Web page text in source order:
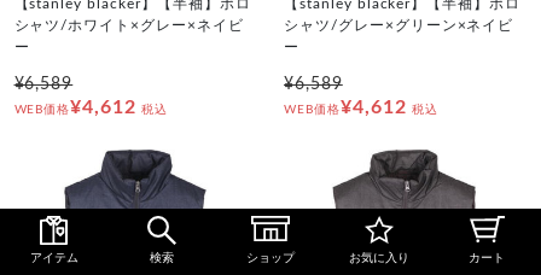
【stanley blacker】【半袖】ポロ
シャツ/ホワイト×グレー×ネイビ
ー
¥6,589
WEB価格¥4,612 税込
【stanley blacker】【半袖】ポロ
シャツ/グレー×グリーン×ネイビ
ー
¥6,589
WEB価格¥4,612 税込
アイテム 検索 ショップ お気に入り カート